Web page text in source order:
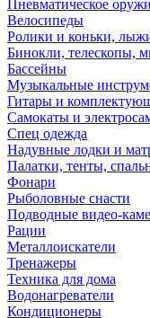
Пневматическое
Велосипеды
Ролики и коньки,
Бинокли, телескопы,
Бассейны
Музыкальные
Гитары и
Самокаты и
Спец одежда
Надувные лодки и
Палатки, тенты,
Фонари
Рыболовные снасти
Подводные видео-
Рации
Металлоискатели
Тренажеры
Техника для дома
Водонагреватели
Кондиционеры